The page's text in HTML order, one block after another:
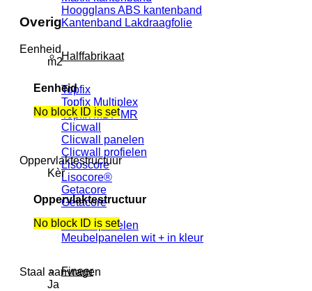
Hoogglans ABS kantenband
Kantenband Lakdraagfolie
Halffabrikaat
Topfix
Topfix Multiplex
Topfix MDF MR
Clicwall
Clicwall panelen
Clicwall profielen
Lisoscore
Lisocore®
Getacore
Getacore
Meubelpanelen
Meubelpanelen wit + in kleur
Fineer
Overig
Eenheid
m2
Eenheid
No block ID is set
Oppervlaktestructuur
Kèr
Oppervlaktestructuur
No block ID is set
Staal aanvragen
Ja